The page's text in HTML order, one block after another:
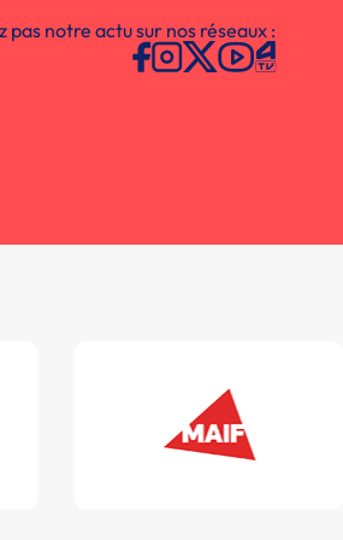
pas notre actu sur nos réseaux :